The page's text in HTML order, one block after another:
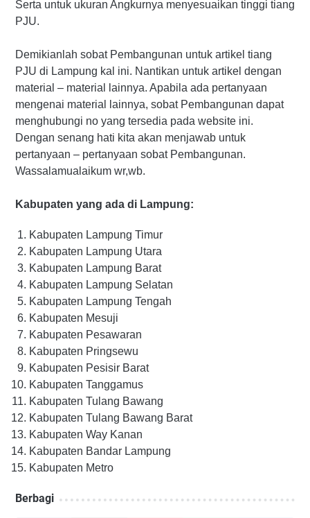
Serta untuk ukuran Angkurnya menyesuaikan tinggi tiang
PJU.
Demikianlah sobat Pembangunan untuk artikel tiang
PJU di Lampung kal ini. Nantikan untuk artikel dengan
material – material lainnya. Apabila ada pertanyaan
mengenai material lainnya, sobat Pembangunan dapat
menghubungi no yang tersedia pada website ini.
Dengan senang hati kita akan menjawab untuk
pertanyaan – pertanyaan sobat Pembangunan.
Wassalamualaikum wr,wb.
Kabupaten yang ada di Lampung:
Kabupaten Lampung Timur
Kabupaten Lampung Utara
Kabupaten Lampung Barat
Kabupaten Lampung Selatan
Kabupaten Lampung Tengah
Kabupaten Mesuji
Kabupaten Pesawaran
Kabupaten Pringsewu
Kabupaten Pesisir Barat
Kabupaten Tanggamus
Kabupaten Tulang Bawang
Kabupaten Tulang Bawang Barat
Kabupaten Way Kanan
Kabupaten Bandar Lampung
Kabupaten Metro
Berbagi